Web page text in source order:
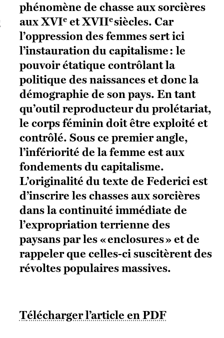
politique et critique de la technologie
phénomène de chasse aux sorcières
aux XVIeet XVIIesiècles. Car
l’oppression des femmes sert ici
l’instauration du capitalisme : le
pouvoir étatique contrôlant la
politique des naissances et donc la
démographie de son pays. En tant
qu’outil reproducteur du prolétariat,
le corps féminin doit être exploité et
contrôlé. Sous ce premier angle,
l’infériorité de la femme est aux
fondements du capitalisme.
L’originalité du texte de Federici est
d’inscrire les chasses aux sorcières
dans la continuité immédiate de
l’expropriation terrienne des
paysans par les « enclosures » et de
rappeler que celles-ci suscitèrent des
révoltes populaires massives.
Télécharger l’article en PDF